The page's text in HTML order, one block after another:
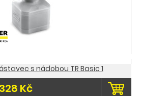
s nádobou TR Basic 1
Kč